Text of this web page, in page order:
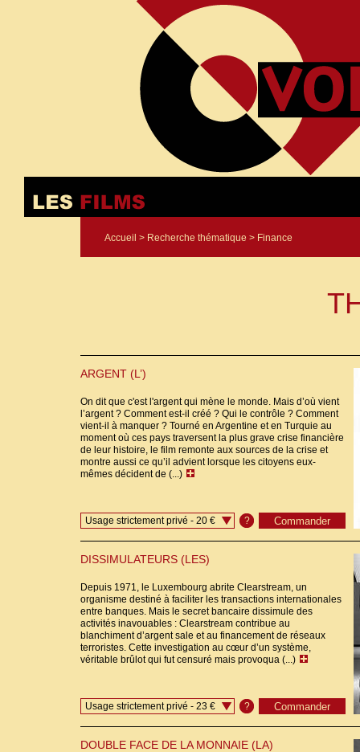
Accueil > Recherche thématique > Finance
ARGENT (L’)
On dit que c'est l'argent qui mène le monde. Mais d’où vient
l’argent ? Comment est-il créé ? Qui le contrôle ? Comment
vient-il à manquer ? Tourné en Argentine et en Turquie au
moment où ces pays traversent la plus grave crise financière
de leur histoire, le film remonte aux sources de la crise et
montre aussi ce qu’il advient lorsque les citoyens eux-
mêmes décident de (...)
Usage strictement privé - 20 € ?
DISSIMULATEURS (LES)
Depuis 1971, le Luxembourg abrite Clearstream, un
organisme destiné à faciliter les transactions internationales
entre banques. Mais le secret bancaire dissimule des
activités inavouables : Clearstream contribue au
blanchiment d’argent sale et au financement de réseaux
terroristes. Cette investigation au cœur d’un système,
véritable brûlot qui fut censuré mais provoqua (...)
Usage strictement privé - 23 € ?
DOUBLE FACE DE LA MONNAIE (LA)